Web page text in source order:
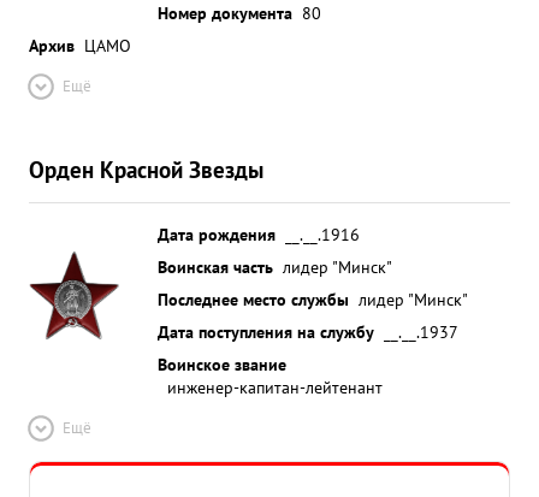
Номер документа 80
Архив ЦАМО
Ещё
Орден Красной Звезды
Дата рождения
__.__.1916
Воинская часть лидер "Минск"
Последнее место службы лидер "Минск"
Дата поступления на службу
__.__.1937
Воинское звание
инженер-капитан-лейтенант
Ещё